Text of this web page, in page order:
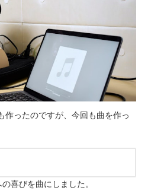
作ったのですが、今回も曲を作っ
喜びを曲にしました。